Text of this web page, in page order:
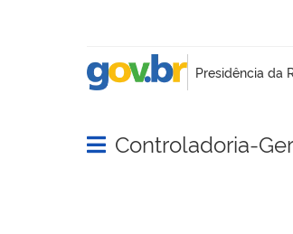
Abrir menu principal de
Controladoria-